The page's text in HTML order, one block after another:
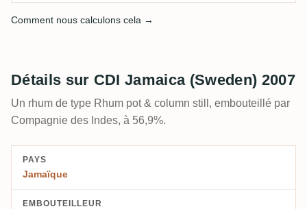
Comment nous calculons cela →
Détails sur CDI Jamaica (Sweden) 2007
Un rhum de type Rhum pot & column still, embouteillé par
Compagnie des Indes, à 56,9%.
PAYS
Jamaïque
EMBOUTEILLEUR